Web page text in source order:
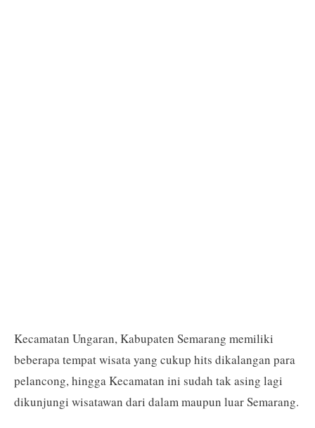
Kecamatan Ungaran, Kabupaten Semarang memiliki
beberapa tempat wisata yang cukup hits dikalangan para
pelancong, hingga Kecamatan ini sudah tak asing lagi
dikunjungi wisatawan dari dalam maupun luar Semarang.